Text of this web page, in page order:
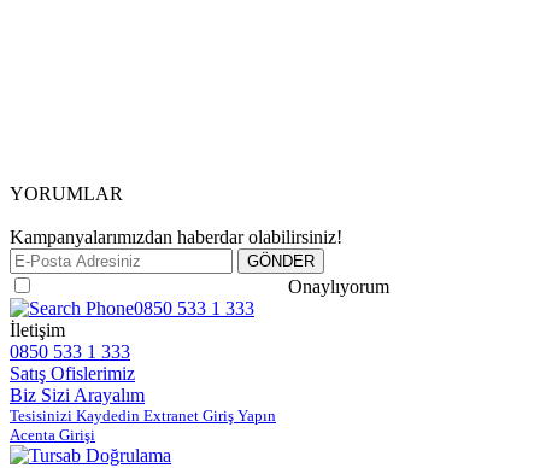
YORUMLAR
Kampanyalarımızdan haberdar olabilirsiniz!
Onaylıyorum
0850 533 1 333
İletişim
0850 533 1 333
Satış Ofislerimiz
Biz Sizi Arayalım
Tesisinizi Kaydedin Extranet Giriş Yapın
Acenta Girişi